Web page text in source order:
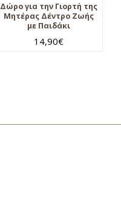
Δώρο για την Γιορτή της
Μητέρας Δέντρο Ζωής
με Παιδάκι
14,90€